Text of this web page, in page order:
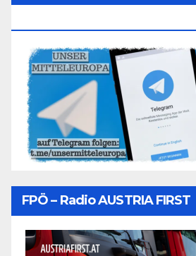
FPÖ – Radio AUSTRIA FIRST